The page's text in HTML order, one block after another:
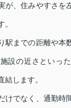
が、住みやすさを
駅までの距離や本
設の近さといっ
結します。
けでなく、通勤時